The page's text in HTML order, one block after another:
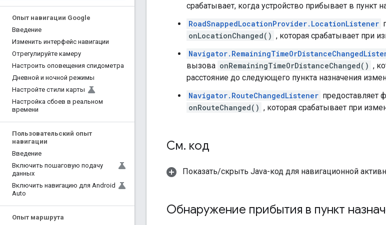
Опыт навигации Google
Введение
Изменить интерфейс навигации
Отрегулируйте камеру
Настроить оповещения спидометра
Дневной и ночной режимы
Настройте стили карты
Настройка сбоев в реальном
времени
Пользовательский опыт
навигации
Введение
Включить пошаговую подачу
данных
Включить навигацию для Android
Auto
Опыт маршрута
срабатывает, когда устройство прибывает в пункт
RoadSnappedLocationProvider.LocationListener
onLocationChanged() , которая срабатывает при
вызова onRemainingTimeOrDistanceChanged() ,
расстояние до следующего пункта назначения
Navigator.RouteChangedListener предоставляет
onRouteChanged() , которая срабатывает при
См. код
Показать/скрыть Java-код для навигационной
Обнаружение прибытия в пункт